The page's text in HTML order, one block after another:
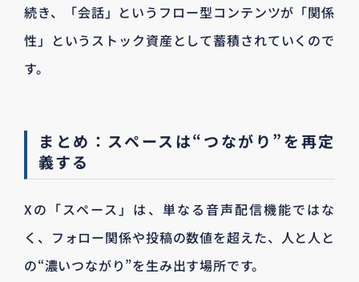
続き、「会話」というフロー型コンテンツが「関係
性」というストック資産として蓄積されていくので
す。
まとめ：スペースは“つながり”を再定
義する
Xの「スペース」は、単なる音声配信機能ではな
く、フォロー関係や投稿の数値を超えた、人と人と
の“濃いつながり”を生み出す場所です。